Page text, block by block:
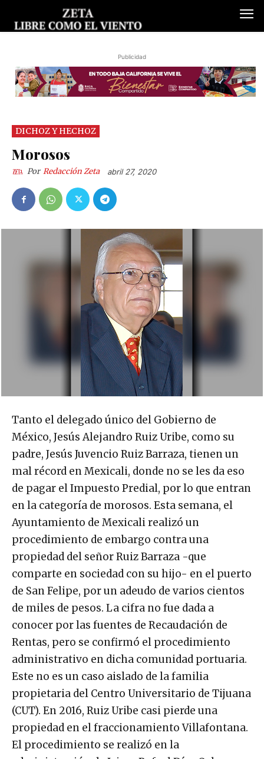
Publicidad
DICHOZ Y HECHOZ
Morosos
Por Redacción Zeta abril 27, 2020
Tanto el delegado único del Gobierno de
México, Jesús Alejandro Ruiz Uribe, como su
padre, Jesús Juvencio Ruiz Barraza, tienen un
mal récord en Mexicali, donde no se les da eso
de pagar el Impuesto Predial, por lo que entran
en la categoría de morosos. Esta semana, el
Ayuntamiento de Mexicali realizó un
procedimiento de embargo contra una
propiedad del señor Ruiz Barraza -que
comparte en sociedad con su hijo- en el puerto
de San Felipe, por un adeudo de varios cientos
de miles de pesos. La cifra no fue dada a
conocer por las fuentes de Recaudación de
Rentas, pero se confirmó el procedimiento
administrativo en dicha comunidad portuaria.
Este no es un caso aislado de la familia
propietaria del Centro Universitario de Tijuana
(CUT). En 2016, Ruiz Uribe casi pierde una
propiedad en el fraccionamiento Villafontana.
El procedimiento se realizó en la